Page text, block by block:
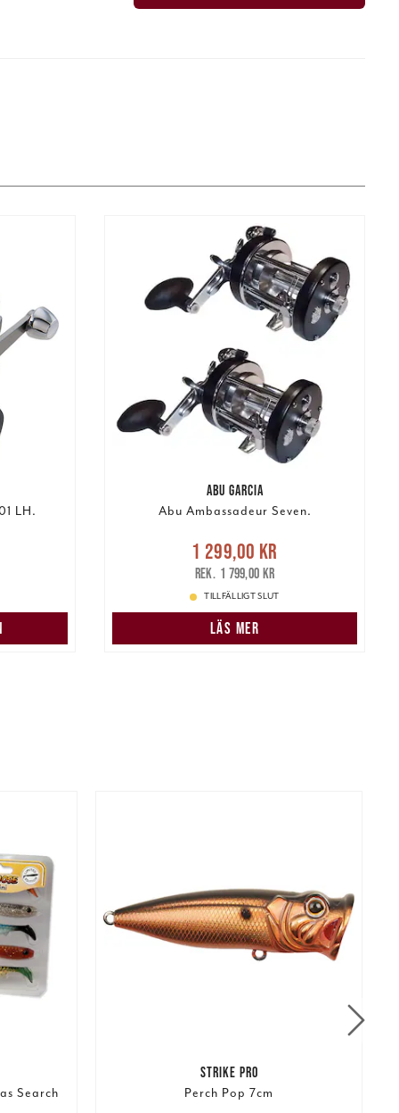
LH.
ABU GARCIA
Abu Ambassadeur Seven.
Nuvarande pris
1 299,00 krTidigare pris
1 799,00 kr
1 299,00 kr
1 799,00 kr
TILLFÄLLIGT SLUT
LÄS MER
Search
STRIKE PRO
Perch Pop 7cm